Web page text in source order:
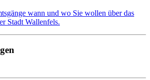
wann und wo Sie wollen über das
Stadt Wallenfels.